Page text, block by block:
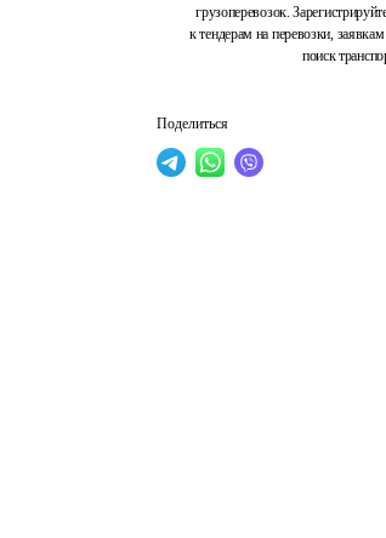
грузоперевозок.
к тендерам на перевозки,
поиск
Поделиться